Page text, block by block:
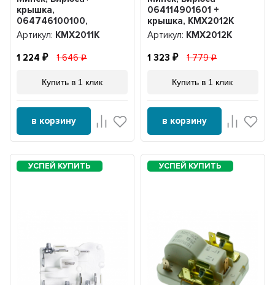
крышка,
064746100100,
KMХ2011К
Артикул: KMХ2011К
1 224 1 646
Купить в 1 клик
в корзину
064114901601 +
крышка, KMХ2012К
Артикул: KMХ2012К
1 323 1 779
Купить в 1 клик
в корзину